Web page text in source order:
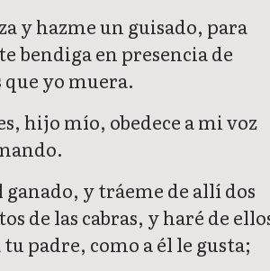
y hazme un guisado, para
bendiga en presencia de
que yo muera.
hijo mío, obedece a mi voz
ganado, y tráeme de allí dos
de las cabras, y haré de
padre, como a él le gusta;